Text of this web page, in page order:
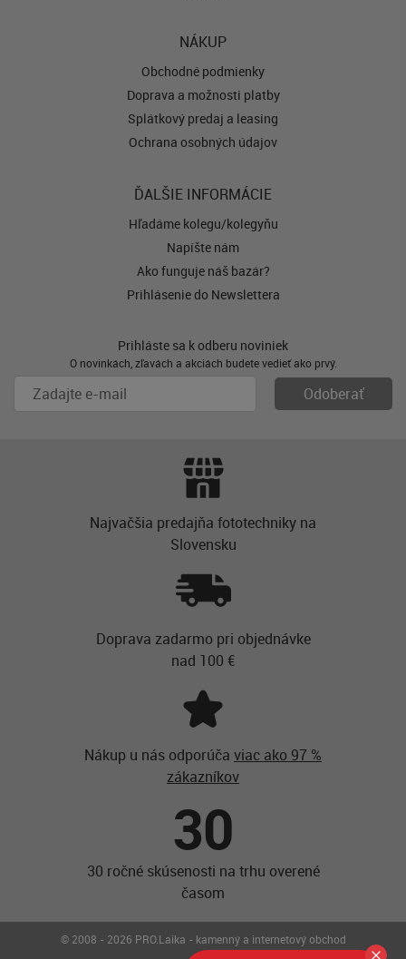
NÁKUP
Obchodné podmienky
Doprava a možnosti platby
Splátkový predaj a leasing
Ochrana osobných údajov
ĎALŠIE INFORMÁCIE
Hľadáme kolegu/kolegyňu
Napíšte nám
Ako funguje náš bazár?
Prihlásenie do Newslettera
Prihláste sa k odberu noviniek
O novinkách, zľavách a akciách budete vedieť ako prvý.
Najvačšia predajňa fototechniky na
Slovensku
Doprava zadarmo pri objednávke
nad 100 €
Nákup u nás odporúča viac ako 97 %
zákazníkov
30
30 ročné skúsenosti na trhu overené
časom
© 2008 - 2026 PRO.Laika - kamenný a internetový obchod